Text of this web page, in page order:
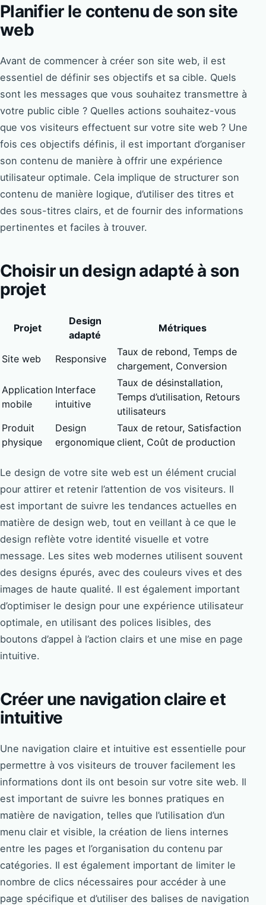
Planifier le contenu de son site
web
Avant de commencer à créer son site web, il est
essentiel de définir ses objectifs et sa cible. Quels
sont les messages que vous souhaitez transmettre à
votre public cible ? Quelles actions souhaitez-vous
que vos visiteurs effectuent sur votre site web ? Une
fois ces objectifs définis, il est important d’organiser
son contenu de manière à offrir une expérience
utilisateur optimale. Cela implique de structurer son
contenu de manière logique, d’utiliser des titres et
des sous-titres clairs, et de fournir des informations
pertinentes et faciles à trouver.
Choisir un design adapté à son
projet
Projet
Design
adapté
Métriques
Site web Responsive
Taux de rebond, Temps de
chargement, Conversion
Application
mobile
Interface
intuitive
Taux de désinstallation,
Temps d’utilisation, Retours
utilisateurs
Produit
physique
Design
ergonomique
Taux de retour, Satisfaction
client, Coût de production
Le design de votre site web est un élément crucial
pour attirer et retenir l’attention de vos visiteurs. Il
est important de suivre les tendances actuelles en
matière de design web, tout en veillant à ce que le
design reflète votre identité visuelle et votre
message. Les sites web modernes utilisent souvent
des designs épurés, avec des couleurs vives et des
images de haute qualité. Il est également important
d’optimiser le design pour une expérience utilisateur
optimale, en utilisant des polices lisibles, des
boutons d’appel à l’action clairs et une mise en page
intuitive.
Créer une navigation claire et
intuitive
Une navigation claire et intuitive est essentielle pour
permettre à vos visiteurs de trouver facilement les
informations dont ils ont besoin sur votre site web. Il
est important de suivre les bonnes pratiques en
matière de navigation, telles que l’utilisation d’un
menu clair et visible, la création de liens internes
entre les pages et l’organisation du contenu par
catégories. Il est également important de limiter le
nombre de clics nécessaires pour accéder à une
page spécifique et d’utiliser des balises de navigation